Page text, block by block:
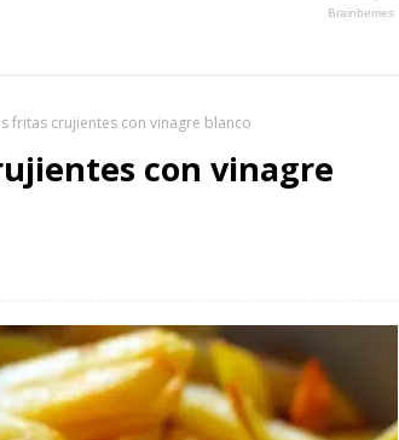
fritas crujientes con vinagre blanco
con vinagre